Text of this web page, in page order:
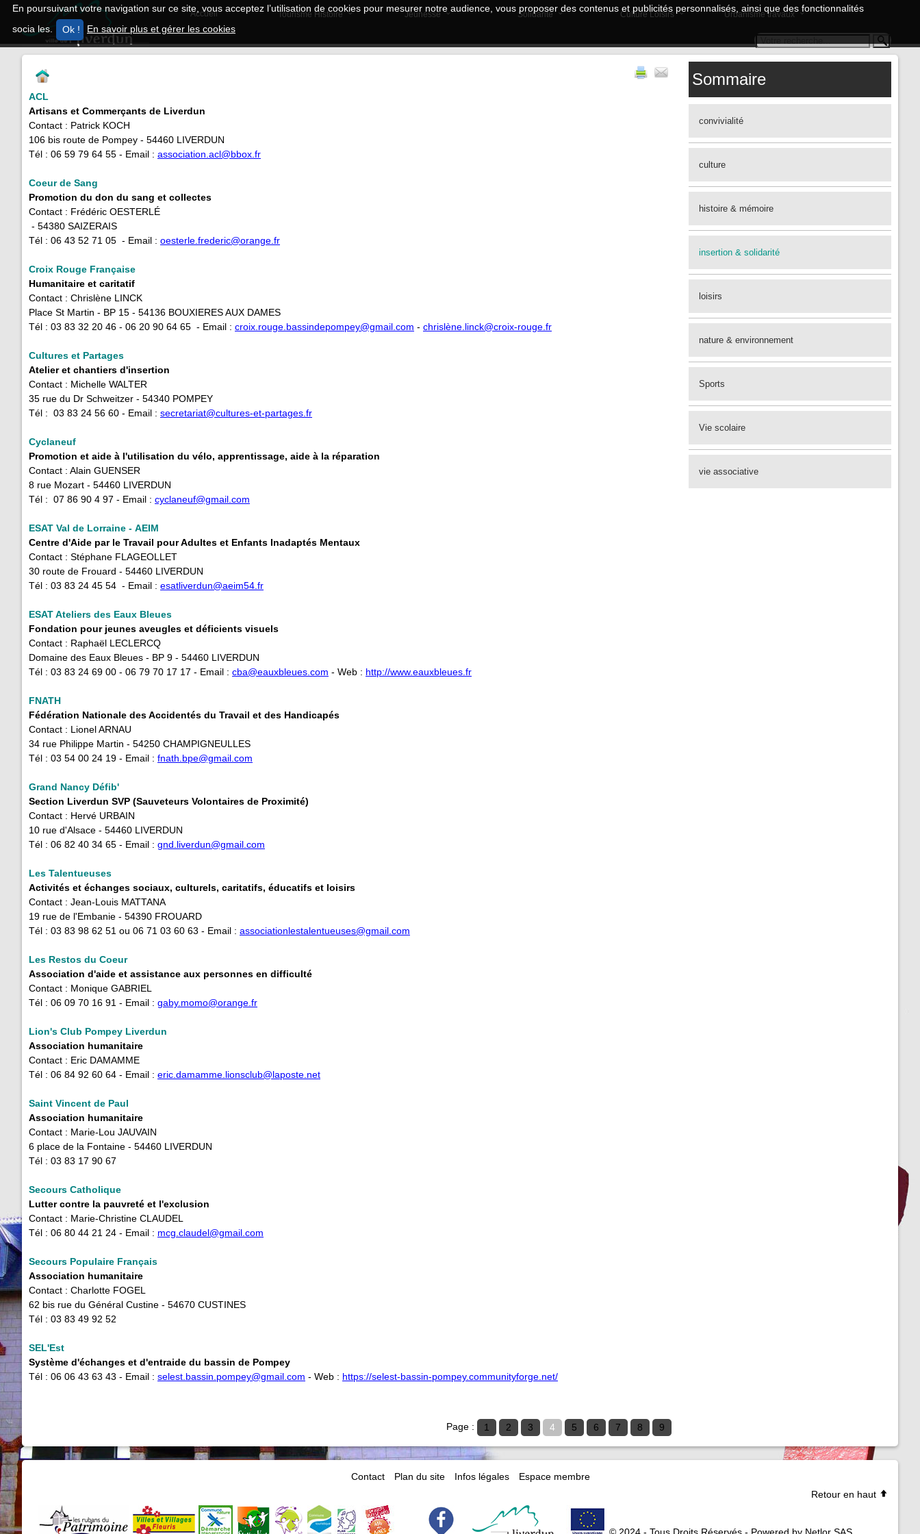
En poursuivant votre navigation sur ce site, vous acceptez l’utilisation de cookies pour mesurer notre audience, vous proposer des contenus et publicités personnalisés, ainsi que des fonctionnalités
socia les.
En savoir plus et gérer les cookies
Accueil Tourisme Histoire Jeunesse Solidarité Culture Loisirs Urbanisme travaux
ACL
Artisans et Commerçants de Liverdun
Contact : Patrick KOCH
106 bis route de Pompey - 54460 LIVERDUN
Tél : 06 59 79 64 55 - Email : association.acl@bbox.fr
Coeur de Sang
Promotion du don du sang et collectes
Contact : Frédéric OESTERLÉ
- 54380 SAIZERAIS
Tél : 06 43 52 71 05 - Email : oesterle.frederic@orange.fr
Croix Rouge Française
Humanitaire et caritatif
Contact : Chrislène LINCK
Place St Martin - BP 15 - 54136 BOUXIERES AUX DAMES
Tél : 03 83 32 20 46 - 06 20 90 64 65 - Email : croix.rouge.bassindepompey@gmail.com​ - chrislène.linck@croix-rouge.fr
Cultures et Partages
Atelier et chantiers d'insertion
Contact : Michelle WALTER
35 rue du Dr Schweitzer - 54340 POMPEY
Tél : 03 83 24 56 60 - Email : secretariat@cultures-et-partages.fr
Cyclaneuf
Promotion et aide à l'utilisation du vélo, apprentissage, aide à la réparation
Contact : Alain GUENSER
8 rue Mozart - 54460 LIVERDUN
Tél : 07 86 90 4 97 - Email : cyclaneuf@gmail.com
ESAT Val de Lorraine - AEIM
Centre d'Aide par le Travail pour Adultes et Enfants Inadaptés Mentaux
Contact : Stéphane FLAGEOLLET
30 route de Frouard - 54460 LIVERDUN
Tél : 03 83 24 45 54 - Email : esatliverdun@aeim54.fr
ESAT Ateliers des Eaux Bleues
Fondation pour jeunes aveugles et déficients visuels
Contact : Raphaël LECLERCQ
Domaine des Eaux Bleues - BP 9 - 54460 LIVERDUN
Tél : 03 83 24 69 00 - 06 79 70 17 17 - Email : cba@eauxbleues.com - ​Web : http://www.eauxbleues.fr
FNATH
Fédération Nationale des Accidentés du Travail et des Handicapés
Contact : Lionel ARNAU
34 rue Philippe Martin - 54250 CHAMPIGNEULLES
Tél : 03 54 00 24 19 - Email : ​ fnath.bpe@gmail.com
Grand Nancy Défib'
Section Liverdun SVP (Sauveteurs Volontaires de Proximité)
Contact : Hervé URBAIN
10 rue d'Alsace - 54460 LIVERDUN
Tél : 06 82 40 34 65 - Email : gnd.liverdun@gmail.com
Les Talentueuses
Activités et échanges sociaux, culturels, caritatifs, éducatifs et loisirs
Contact : Jean-Louis MATTANA
19 rue de l'Embanie - 54390 FROUARD
Tél : 03 83 98 62 51 ou 06 71 03 60 63 - Email : associationlestalentueuses@gmail.com
Les Restos du Coeur
Association d'aide et assistance aux personnes en difficulté
Contact : Monique GABRIEL
Tél : 06 09 70 16 91 - Email : gaby.momo@orange.fr
Lion's Club Pompey Liverdun
Association humanitaire
Contact : Eric DAMAMME
Tél : 06 84 92 60 64 - Email : eric.damamme.lionsclub@laposte.net
Saint Vincent de Paul
Association humanitaire
Contact : Marie-Lou JAUVAIN
6 place de la Fontaine - 54460 LIVERDUN
Tél : 03 83 17 90 67
Secours Catholique
Lutter contre la pauvreté et l'exclusion
Contact : Marie-Christine CLAUDEL
Tél : 06 80 44 21 24 - Email : ​ mcg.claudel@gmail.com
Secours Populaire Français
Association humanitaire
Contact : Charlotte FOGEL
62 bis rue du Général Custine - 54670 CUSTINES
Tél : 03 83 49 92 52
SEL'Est
Système d'échanges et d'entraide du bassin de Pompey
Tél : 06 06 43 63 43 - Email : selest.bassin.pompey@gmail.com - Web : https://selest-bassin-pompey.communityforge.net/
Page : 1 2 3 4 5 6 7 8 9
Sommaire
convivialité
culture
histoire & mémoire
insertion & solidarité
loisirs
nature & environnement
Sports
Vie scolaire
vie associative
Contact Plan du site Infos légales
Espace membre
Retour en haut